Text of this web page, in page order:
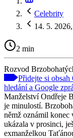
Celebrity
14. 5.
2 min
Rozvod
Přidejte si
hledání a Google
Manželství Ondřeje
je minulostí.
němž oznámil konec
ukázala v prosinci,
exmanželkou